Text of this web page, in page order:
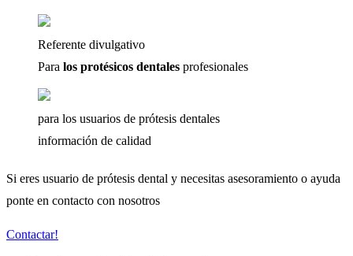
Referente divulgativo
Para los protésicos dentales profesionales
para los usuarios de prótesis dentales
información de calidad
Si eres usuario de prótesis dental y necesitas asesoramiento o ayuda
ponte en contacto con nosotros
Contactar!